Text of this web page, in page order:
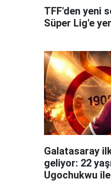
TFF'den yeni
Süper Lig'e
Galatasaray
geliyor: 22
Ugochukwu